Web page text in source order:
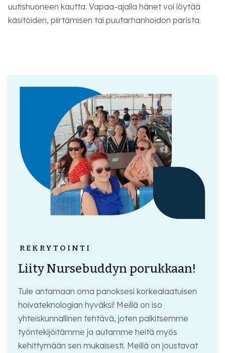
uutishuoneen kautta. Vapaa-ajalla hänet voi löytää
käsitöiden, piirtämisen tai puutarhanhoidon parista.
REKRYTOINTI
Liity Nursebuddyn porukkaan!
Tule antamaan oma panoksesi korkealaatuisen
hoivateknologian hyväksi! Meillä on iso
yhteiskunnallinen tehtävä, joten palkitsemme
työntekijöitämme ja autamme heitä myös
kehittymään sen mukaisesti. Meillä on joustavat